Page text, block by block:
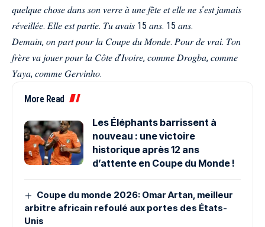
𝑞𝑢𝑒𝑙𝑞𝑢𝑒 𝑐ℎ𝑜𝑠𝑒 𝑑𝑎𝑛𝑠 𝑠𝑜𝑛 𝑣𝑒𝑟𝑟𝑒 𝑎̀ 𝑢𝑛𝑒 𝑓𝑒̂𝑡𝑒 𝑒𝑡 𝑒𝑙𝑙𝑒 𝑛𝑒 𝑠’𝑒𝑠𝑡 𝑗𝑎𝑚𝑎𝑖𝑠
𝑟𝑒́𝑣𝑒𝑖𝑙𝑙𝑒́𝑒. 𝐸𝑙𝑙𝑒 𝑒𝑠𝑡 𝑝𝑎𝑟𝑡𝑖𝑒. 𝑇𝑢 𝑎𝑣𝑎𝑖𝑠 15 𝑎𝑛𝑠. 15 𝑎𝑛𝑠.
𝐷𝑒𝑚𝑎𝑖𝑛, 𝑜𝑛 𝑝𝑎𝑟𝑡 𝑝𝑜𝑢𝑟 𝑙𝑎 𝐶𝑜𝑢𝑝𝑒 𝑑𝑢 𝑀𝑜𝑛𝑑𝑒. 𝑃𝑜𝑢𝑟 𝑑𝑒 𝑣𝑟𝑎𝑖. 𝑇𝑜𝑛
𝑓𝑟𝑒̀𝑟𝑒 𝑣𝑎 𝑗𝑜𝑢𝑒𝑟 𝑝𝑜𝑢𝑟 𝑙𝑎 𝐶𝑜̂𝑡𝑒 𝑑’𝐼𝑣𝑜𝑖𝑟𝑒, 𝑐𝑜𝑚𝑚𝑒 𝐷𝑟𝑜𝑔𝑏𝑎, 𝑐𝑜𝑚𝑚𝑒
𝑌𝑎𝑦𝑎, 𝑐𝑜𝑚𝑚𝑒 𝐺𝑒𝑟𝑣𝑖𝑛ℎ𝑜.
More Read
Les Éléphants barrissent à
nouveau : une victoire
historique après 12 ans
d’attente en Coupe du Monde !
Coupe du monde 2026: Omar Artan, meilleur
arbitre africain refoulé aux portes des États-
Unis